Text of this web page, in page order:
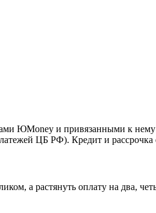
ЮMoney и привязанными к
ЦБ РФ). Кредит и рассрочка
а растянуть оплату на два,